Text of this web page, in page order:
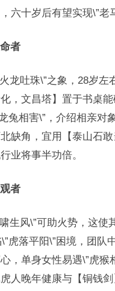
六十岁后有望实现\”老
者
龙吐珠\”之象，28岁
文昌塔】置于书桌
兔相害\”，介绍相亲
缺角，宜用【泰山石
业将事半功倍。
者
生风\”可助火势，这使
虎落平阳\”困境，团
，单身女性易遇\”虎
人晚年健康与【铜钱